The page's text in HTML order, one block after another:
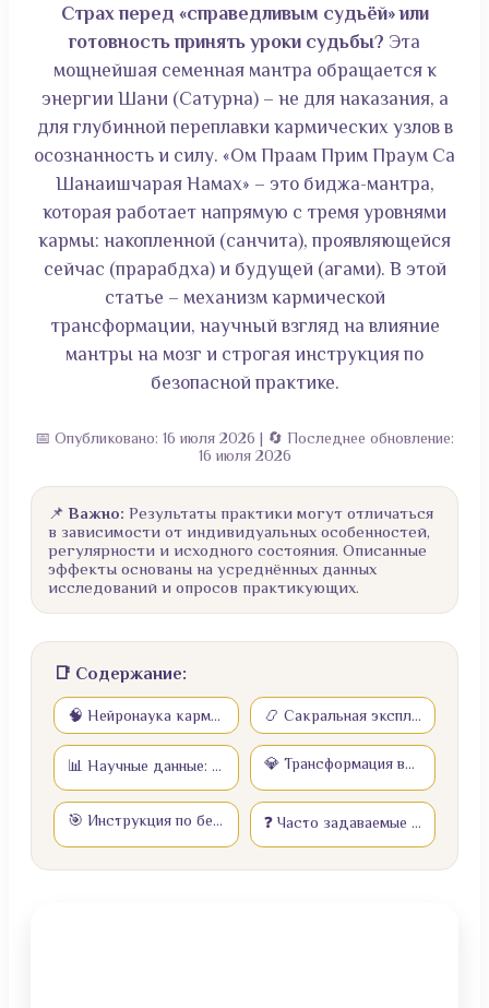
Страх перед «справедливым судьёй» или
готовность принять уроки судьбы? Эта
мощнейшая семенная мантра обращается к
энергии Шани (Сатурна) – не для наказания, а
для глубинной переплавки кармических узлов в
осознанность и силу. «Ом Праам Прим Праум Са
Шанаишчарая Намах» – это биджа-мантра,
которая работает напрямую с тремя уровнями
кармы: накопленной (санчита), проявляющейся
сейчас (прарабдха) и будущей (агами). В этой
статье – механизм кармической
трансформации, научный взгляд на влияние
мантры на мозг и строгая инструкция по
безопасной практике.
📅 Опубликовано: 16 июля 2026 | 🔄 Последнее обновление:
16 июля 2026
📌Важно: Результаты практики могут отличаться
в зависимости от индивидуальных особенностей,
регулярности и исходного состояния. Описанные
эффекты основаны на усреднённых данных
исследований и опросов практикующих.
📑 Содержание:
🧠 Нейронаука кармической трансформации 📿 Сакральная экспликация: механика трансформации
📊 Научные данные: статистика изменений 💎 Трансформация восприятия
🎯 Инструкция по безопасной практике (10 шагов) ❓ Часто задаваемые вопросы